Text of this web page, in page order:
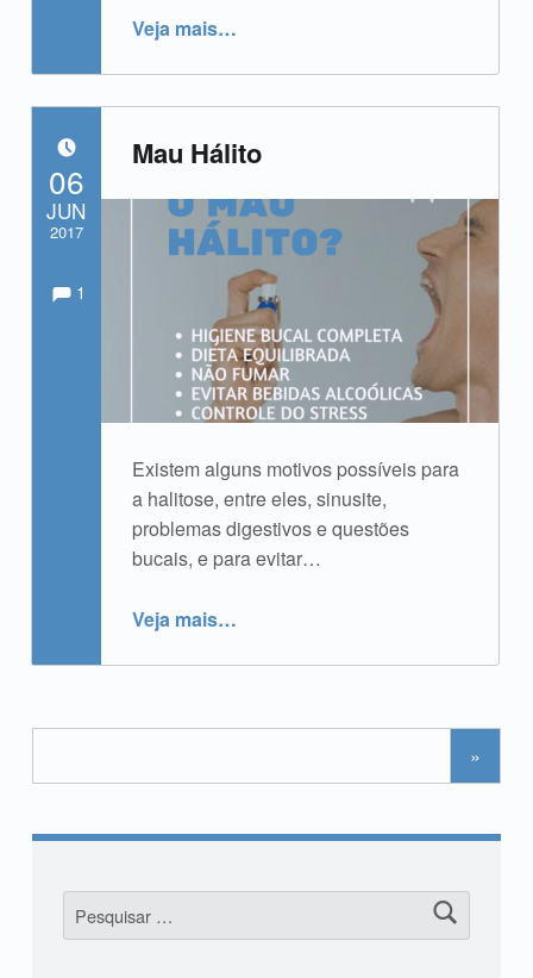
Veja mais…
Mau Hálito
Existem alguns motivos possíveis para
a halitose, entre eles, sinusite,
problemas digestivos e questões
bucais, e para evitar…
Veja mais…
POSTADO EM:
06
JUN
2017
Escrito por: 1
»
Pesquisar por: